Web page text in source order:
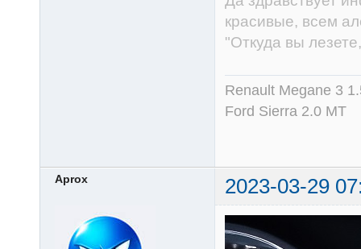
красивые, всем
"Откуда вы
Renault Megane 3
Ford Sierra 2.0 MT
Aprox 2023-03-29